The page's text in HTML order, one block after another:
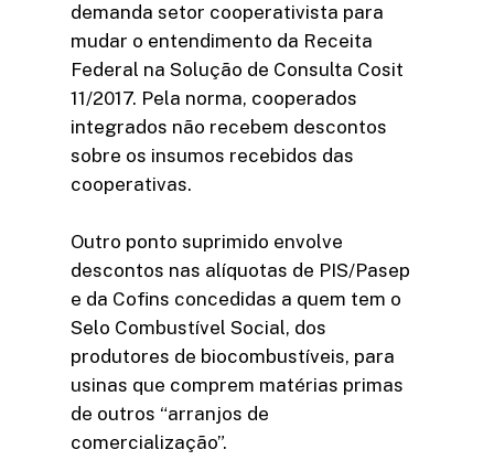
demanda setor cooperativista para
mudar o entendimento da Receita
Federal na Solução de Consulta Cosit
11/2017. Pela norma, cooperados
integrados não recebem descontos
sobre os insumos recebidos das
cooperativas.
Outro ponto suprimido envolve
descontos nas alíquotas de PIS/Pasep
e da Cofins concedidas a quem tem o
Selo Combustível Social, dos
produtores de biocombustíveis, para
usinas que comprem matérias primas
de outros “arranjos de
comercialização”.